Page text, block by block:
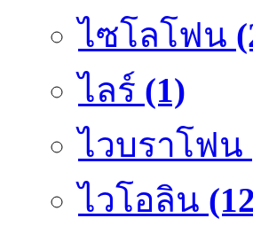
ไซโลโฟน
ไลร์ (1)
ไวบราโฟน
ไวโอลิน